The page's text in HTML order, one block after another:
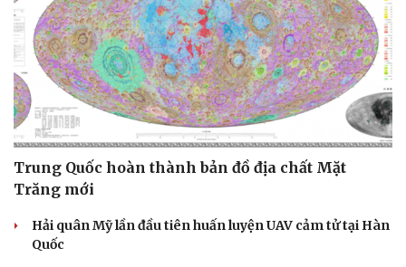
Trung Quốc hoàn thành bản đồ địa chất Mặt
Trăng mới
Hải quân Mỹ lần đầu tiên huấn luyện UAV cảm tử tại Hàn
Quốc